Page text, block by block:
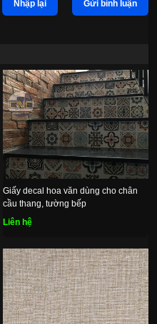
Nhập lại Gửi bình luận
Giấy decal hoa văn dùng cho chân
cầu thang, tường bếp
Liên hệ